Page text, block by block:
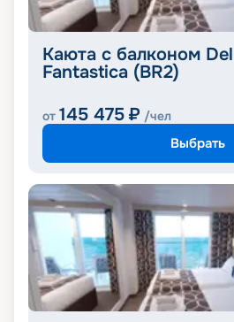
Каюта с балконом
Fantastica (BR2)
от 145 475 ₽ /чел
Выбрать